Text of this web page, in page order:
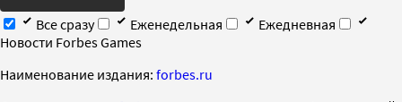
Все сразу
Еженедельная
Ежедневная
Новости Forbes Games
Наименование издания: forbes.ru